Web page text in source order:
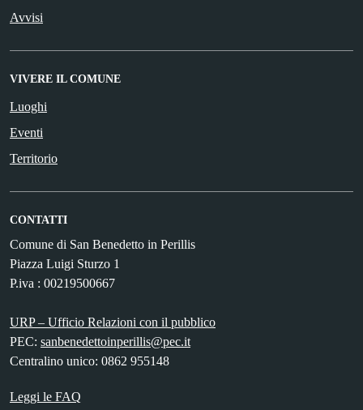
Avvisi
VIVERE IL COMUNE
Luoghi
Eventi
Territorio
CONTATTI
Comune di San Benedetto in Perillis
Piazza Luigi Sturzo 1
P.iva : 00219500667
URP – Ufficio Relazioni con il pubblico
PEC: sanbenedettoinperillis@pec.it
Centralino unico: 0862 955148
Leggi le FAQ